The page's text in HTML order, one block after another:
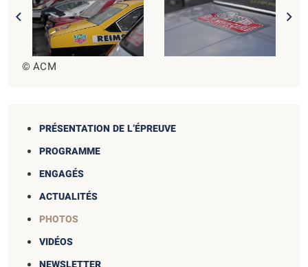
PRÉSENTATION DE L’ÉPREUVE
PROGRAMME
ENGAGÉS
ACTUALITÉS
PHOTOS
VIDÉOS
© ACM